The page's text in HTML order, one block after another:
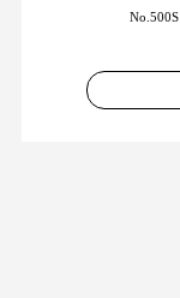
No.500S